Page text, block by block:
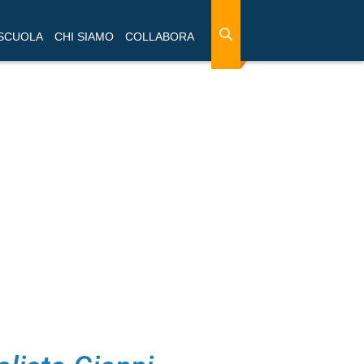
CHI SIAMO COLLABORA